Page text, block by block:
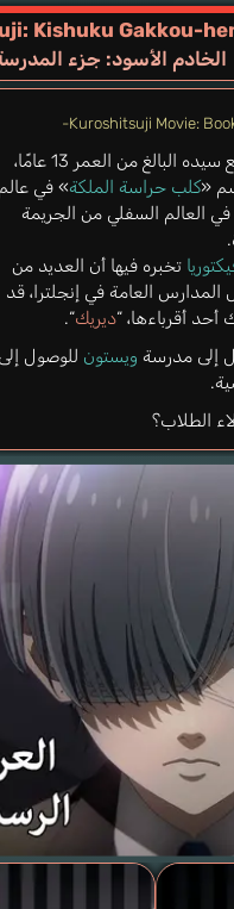
Kishuku Gakkou-
الخادم الأسود: جزء
” يعمل مع سيده البالغ من العمر 13 عامًا،
«كلب حراسة الملكة» في عالم
العالم السفلي من الجريمة
تخبره فيها أن العديد من
العامة في إنجلترا، قد
أحد أقرباءها، “ديريك“.
إلى مدرسة ويستون للوصول إلى
الطلاب؟